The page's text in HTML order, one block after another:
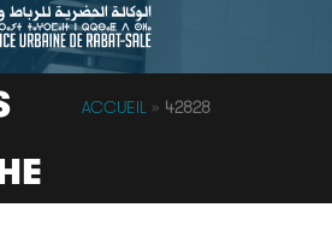
ACCUEIL » 42828